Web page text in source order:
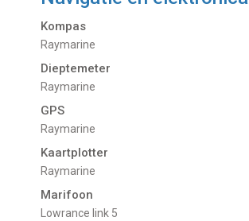
Kompas
Raymarine
Dieptemeter
Raymarine
GPS
Raymarine
Kaartplotter
Raymarine
Marifoon
Lowrance link 5